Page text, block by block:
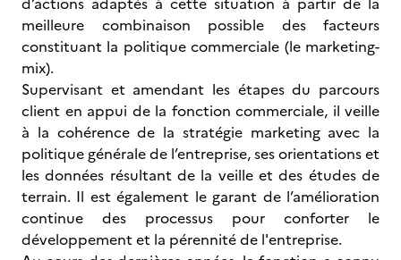
meilleure combinaison possible des facteurs
constituant la politique commerciale (le marketing-
mix).
Supervisant et amendant les étapes du parcours
client en appui de la fonction commerciale, il veille
à la cohérence de la stratégie marketing avec la
politique générale de l’entreprise, ses orientations et
les données résultant de la veille et des études de
terrain. Il est également le garant de l’amélioration
continue des processus pour conforter le
développement et la pérennité de l'entreprise.